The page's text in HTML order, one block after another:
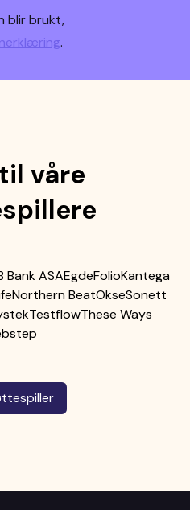
blir brukt,
.
våre
Bank ASAEgdeFolioKantega
Northern BeatOkseSonett
TestflowThese Ways